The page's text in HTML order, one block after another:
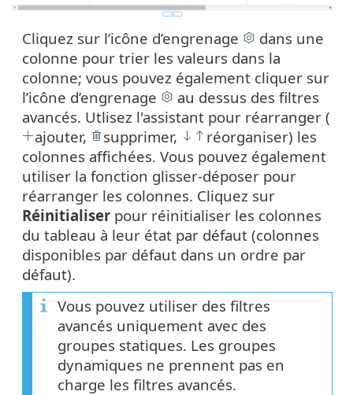
Cliquez sur l’icône d’engrenage
dans une
colonne pour trier les valeurs dans la
colonne; vous pouvez également cliquer sur
l’icône d’engrenage
au dessus des filtres
avancés. Utlisez l'assistant pour réarranger (
ajouter,
supprimer,
réorganiser) les
colonnes affichées. Vous pouvez également
utiliser la fonction glisser-déposer pour
réarranger les colonnes. Cliquez sur
Réinitialiser pour réinitialiser les colonnes
du tableau à leur état par défaut (colonnes
disponibles par défaut dans un ordre par
défaut).
Vous pouvez utiliser des filtres
avancés uniquement avec des
groupes statiques. Les groupes
dynamiques ne prennent pas en
charge les filtres avancés.